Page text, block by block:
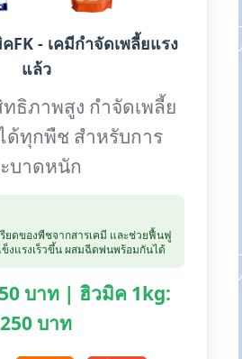
คFK - เคมีกำจัดเพลี้ยแรง
แล้ว
ธิภาพสูง กำจัดเพลี้ย
ด้ทุกพืช สำหรับการ
บาดหนัก
ยดของพืชจากสารเคมี และช่วยฟื้นฟู
งแรงเร็วขึ้น ผสมฉีดพ่นพร้อมกันได้
บาท | ฮิวมิค 1kg:
250 บาท